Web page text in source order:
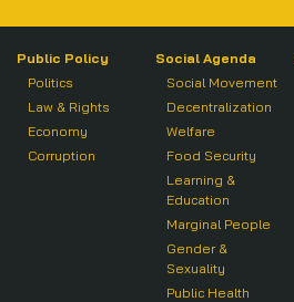
Public Policy
Politics
Law & Rights
Economy
Corruption
Social Agenda
Social Movement
Decentralization
Welfare
Food Security
Learning &
Education
Marginal People
Gender &
Sexuality
Public Health